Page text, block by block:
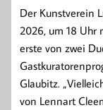
Der Kunstverein
2026, um 18 Uhr
erste von zwei
Glaubitz.
von Lennart